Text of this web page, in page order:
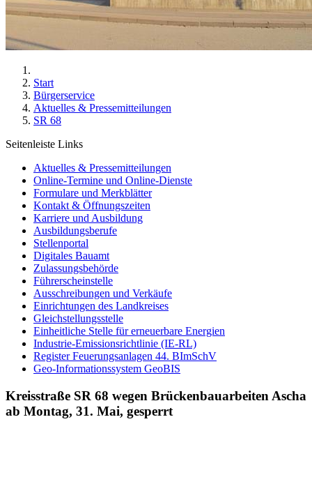
Start
Bürgerservice
Aktuelles & Pressemitteilungen
SR 68
Seitenleiste Links
Aktuelles & Pressemitteilungen
Online-Termine und Online-Dienste
Formulare und Merkblätter
Kontakt & Öffnungszeiten
Karriere und Ausbildung
Ausbildungsberufe
Stellenportal
Digitales Bauamt
Zulassungsbehörde
Führerscheinstelle
Ausschreibungen und Verkäufe
Einrichtungen des Landkreises
Gleichstellungsstelle
Einheitliche Stelle für erneuerbare Energien
Industrie-Emissionsrichtlinie (IE-RL)
Register Feuerungsanlagen 44. BImSchV
Geo-Informationssystem GeoBIS
Kreisstraße SR 68 wegen Brückenbauarbeiten Ascha
ab Montag, 31. Mai, gesperrt